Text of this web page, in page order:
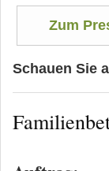
Zum
Schauen Sie